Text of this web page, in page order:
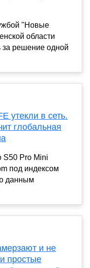
"Новые
области
решение одной
утекли в сеть.
глобальная
Pro Mini
под индексом
данным
и не
простые